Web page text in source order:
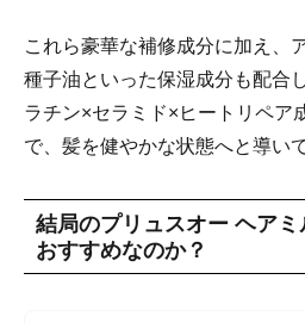
これら豪華な補修成分に加え、
種子油といった保湿成分も配合
ラチン×セラミド×ヒートリペア
で、髪を健やかな状態へと導い
結局のプリュスオー ヘア
おすすめなのか？